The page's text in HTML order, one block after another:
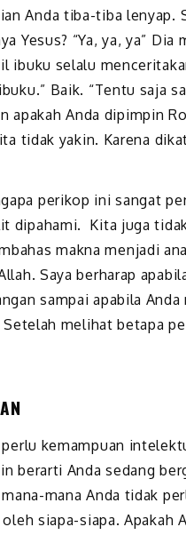
Anda tiba-tiba lenyap.
Yesus? “Ya, ya, ya” Dia
ibuku selalu
Baik. “Tentu saja
apakah Anda dipimpin
tidak yakin. Karena
perikop ini sangat
dipahami. Kita juga
makna menjadi
Saya berharap
sampai apabila
melihat betapa
kemampuan
berarti Anda sedang
mana Anda tidak
siapa-siapa. Apakah